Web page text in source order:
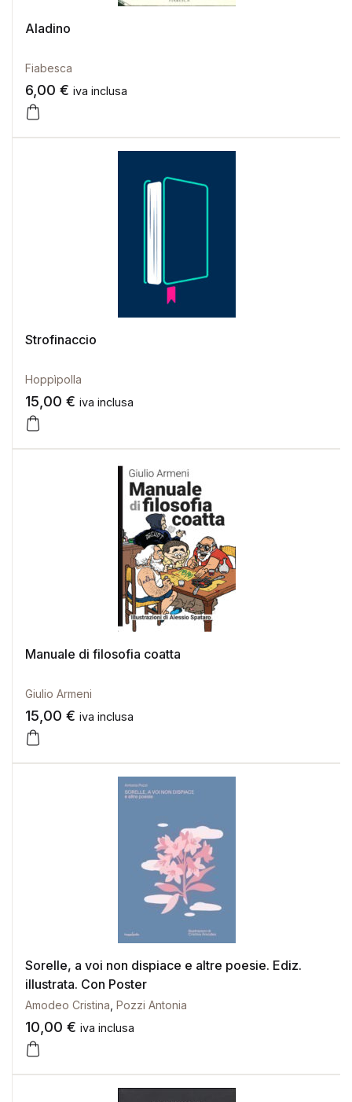
Aladino
Fiabesca
6,00 € iva inclusa
Strofinaccio
Hoppìpolla
15,00 € iva inclusa
Manuale di filosofia coatta
Giulio Armeni
15,00 € iva inclusa
Sorelle, a voi non dispiace e altre poesie. Ediz.
illustrata. Con Poster
Amodeo Cristina Pozzi Antonia
10,00 € iva inclusa